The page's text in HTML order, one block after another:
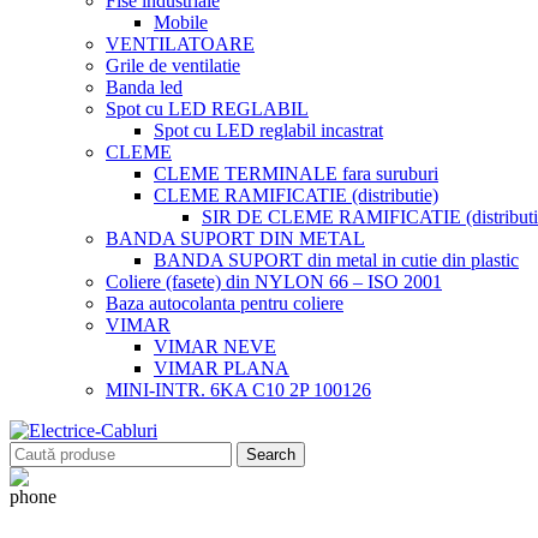
Mobile
VENTILATOARE
Grile de ventilatie
Banda led
Spot cu LED REGLABIL
Spot cu LED reglabil incastrat
CLEME
CLEME TERMINALE fara suruburi
CLEME RAMIFICATIE (distributie)
SIR DE CLEME RAMIFICATIE
BANDA SUPORT DIN METAL
BANDA SUPORT din metal in cutie din plastic
Coliere (fasete) din NYLON 66 – ISO 2001
Baza autocolanta pentru coliere
VIMAR
VIMAR NEVE
VIMAR PLANA
MINI-INTR. 6KA C10 2P 100126
Search